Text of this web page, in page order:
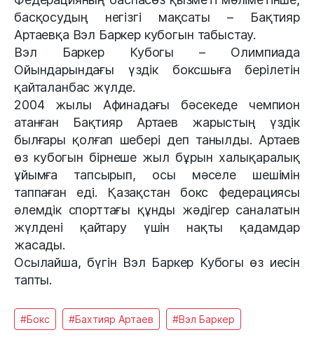
басқосудың негізгі мақсаты – Бақтияр
Артаевқа Вэл Баркер кубогын табыстау.
Вэл Баркер Кубогы – Олимпиада
Ойындарындағы үздік боксшыға берілетін
қайталанбас жүлде.
2004 жылы Афинадағы бәсекеде чемпион
атанған Бақтияр Артаев жарыстың үздік
былғары қолғап шебері деп танылды. Артаев
өз кубогын бірнеше жыл бұрын халықаралық
ұйымға тапсырып, осы мәселе шешімін
таппаған еді. Қазақстан бокс федерациясы
әлемдік спорттағы құнды жәдігер саналатын
жүлдені қайтару үшін нақты қадамдар
жасады.
Осылайша, бүгін Вэл Баркер Кубогы өз иесін
тапты.
#Бокс #Бахтияр Артаев #Вэл Баркер